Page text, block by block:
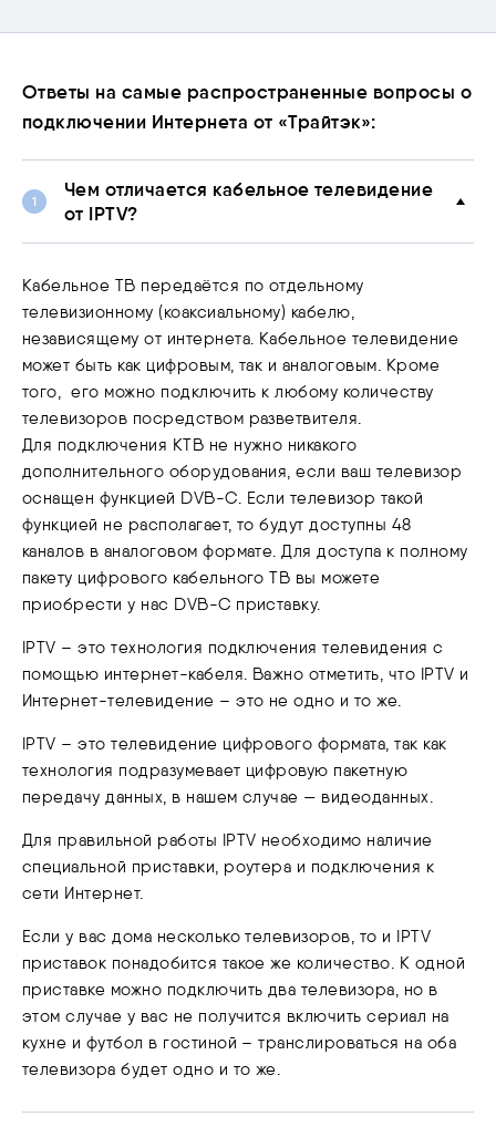
Ответы на самые распространенные вопросы о
подключении Интернета от «Трайтэк»:
Чем отличается кабельное телевидение
от IPTV?
Кабельное ТВ передаётся по отдельному
телевизионному (коаксиальному) кабелю,
независящему от интернета. Кабельное телевидение
может быть как цифровым, так и аналоговым. Кроме
того, его можно подключить к любому количеству
телевизоров посредством разветвителя.
Для подключения КТВ не нужно никакого
дополнительного оборудования, если ваш телевизор
оснащен функцией DVB-C. Если телевизор такой
функцией не располагает, то будут доступны 48
каналов в аналоговом формате. Для доступа к полному
пакету цифрового кабельного ТВ вы можете
приобрести у нас DVB-C приставку.
IPTV – это технология подключения телевидения с
помощью интернет-кабеля. Важно отметить, что IPTV и
Интернет-телевидение – это не одно и то же.
IPTV – это телевидение цифрового формата, так как
технология подразумевает цифровую пакетную
передачу данных, в нашем случае — видеоданных.
Для правильной работы IPTV необходимо наличие
специальной приставки, роутера и подключения к
сети Интернет.
Если у вас дома несколько телевизоров, то и IPTV
приставок понадобится такое же количество. К одной
приставке можно подключить два телевизора, но в
этом случае у вас не получится включить сериал на
кухне и футбол в гостиной – транслироваться на оба
телевизора будет одно и то же.